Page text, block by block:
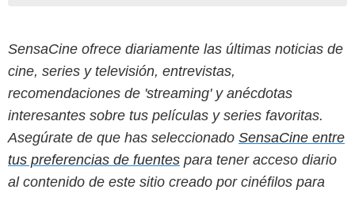
SensaCine ofrece diariamente las últimas noticias de
cine, series y televisión, entrevistas,
recomendaciones de 'streaming' y anécdotas
interesantes sobre tus películas y series favoritas.
Asegúrate de que has seleccionado SensaCine entre
tus preferencias de fuentes para tener acceso diario
al contenido de este sitio creado por cinéfilos para